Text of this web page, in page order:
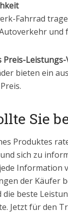
Fahrrad
und
Preis-
bieten ein
Sie
Produktes
sich zu
Information
der Käufer
beste
Jetzt für den